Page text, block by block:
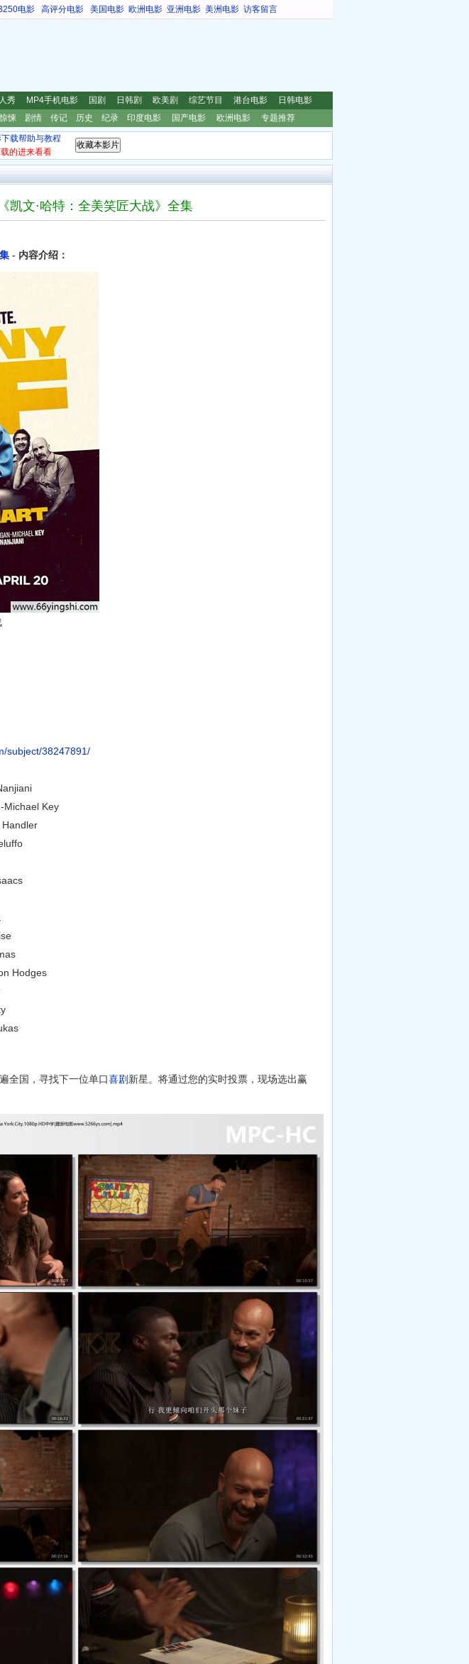
电影 高评分电影 美国电影 欧洲电影 亚洲电影 美洲电影 访客留言
秀 MP4手机电影 国剧 日韩剧 欧美剧 综艺节目 港台电影
日韩电影
惊悚 剧情 传记 历史 纪录 印度电影 国产电影 欧洲电影 专题推荐
载帮助与教程
的进来看看
凯文·哈特：全美笑匠大战》全集
- 内容介绍：
subject/38247891/
Key
全国，寻找下一位单口喜剧 新星。将通过您的实时投票，现场选出赢